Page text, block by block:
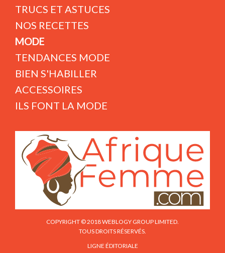
TRUCS ET ASTUCES
NOS RECETTES
MODE
TENDANCES MODE
BIEN S'HABILLER
ACCESSOIRES
ILS FONT LA MODE
COPYRIGHT © 2018 WEBLOGY GROUP LIMITED.
TOUS DROITS RÉSERVÉS.
LIGNE ÉDITORIALE